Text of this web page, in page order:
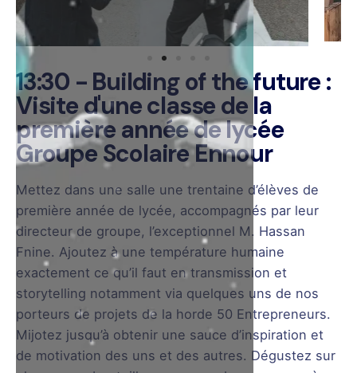
13:30 - Building of the future :
Visite d'une classe de la
première année de lycée
Groupe Scolaire Ennour
Mettez dans une salle une trentaine d’élèves de
première année de lycée, accompagnés par leur
directeur de groupe, l’exceptionnel M. Hassan
Fnine. Ajoutez à une température humaine
exactement ce qu’il faut en transmission et
storytelling notamment via quelques uns de nos
porteurs de projets de la horde 50 Entrepreneurs.
Mijotez jusqu’à obtenir une sauce d’inspiration et
de motivation des uns et des autres. Dégustez sur